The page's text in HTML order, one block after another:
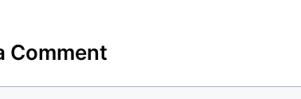
Comment